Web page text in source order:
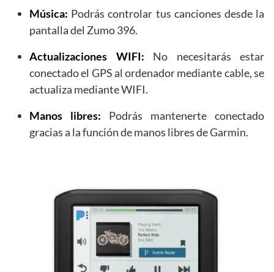
Música: Podrás controlar tus canciones desde la
pantalla del Zumo 396.
Actualizaciones WIFI: No necesitarás estar
conectado el GPS al ordenador mediante cable, se
actualiza mediante WIFI.
Manos libres: Podrás mantenerte conectado
gracias a la función de manos libres de Garmin.